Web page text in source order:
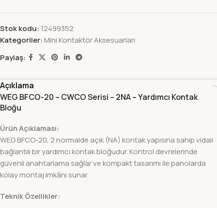
Stok kodu: 12499352
Kategoriler: Mini Kontaktör Aksesuarları
Paylaş:
Açıklama
WEG BFCO-20 – CWCO Serisi – 2NA – Yardımcı Kontak
Bloğu
Ürün Açıklaması:
WEG BFCO-20, 2 normalde açık (NA) kontak yapısına sahip vidalı
bağlantılı bir yardımcı kontak bloğudur. Kontrol devrelerinde
güvenli anahtarlama sağlar ve kompakt tasarımı ile panolarda
kolay montaj imkânı sunar.
Teknik Özellikler: